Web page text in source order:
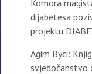
Komora
dijabetesa
projektu
Agim Byci:
svjedočanstvo